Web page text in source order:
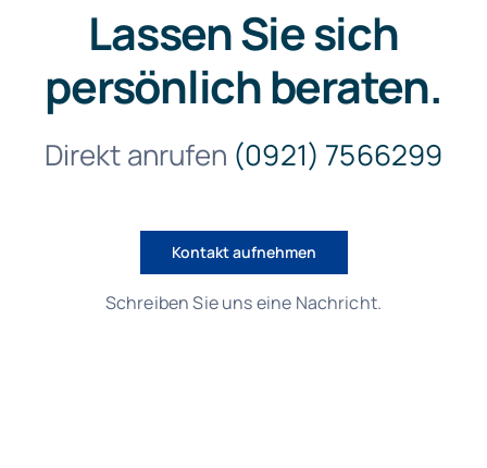
Lassen Sie sich
persönlich beraten.
Direkt anrufen (0921) 7566299
Kontakt aufnehmen
Schreiben Sie uns eine Nachricht.